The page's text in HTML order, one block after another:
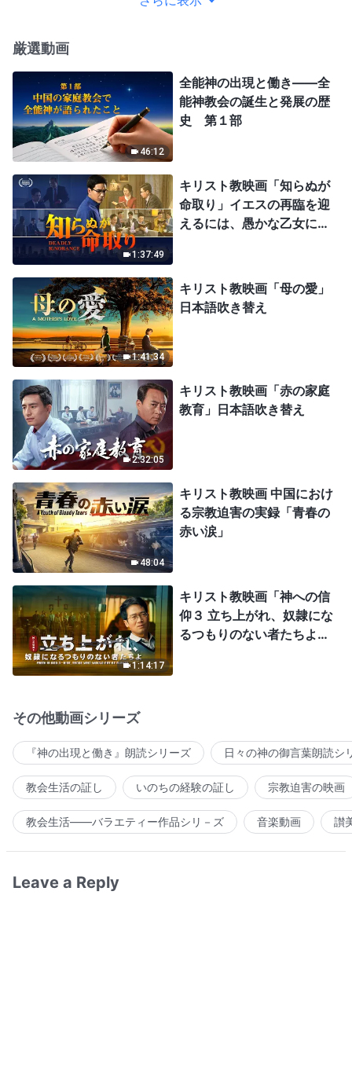
厳選動画
46:12
全能神の出現と働き——全
能神教会の誕生と発展の歴
史 第１部
1:37:49
キリスト教映画「知らぬが
命取り」イエスの再臨を迎
えるには、愚かな乙女にな
1:41:34
キリスト教映画「母の愛」
日本語吹き替え
2:32:05
キリスト教映画「赤の家庭
教育」日本語吹き替え
48:04
キリスト教映画 中国におけ
る宗教迫害の実録「青春の
赤い涙」
1:14:17
キリスト教映画「神への信
仰３ 立ち上がれ、奴隷にな
るつもりのない者たちよ」
その他動画シリーズ
『神の出現と働き』朗読シリーズ 日々の神の御言葉朗読シ
教会生活の証し いのちの経験の証し 宗教迫害の映画
教会生活――バラエティー作品シリ－ズ 音楽動画 讃
Leave a Reply